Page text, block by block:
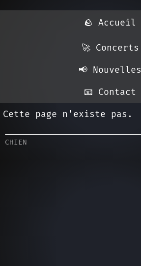
🪨 Accueil
🚀 Concerts
📢️ Nouvelles
📧️ Contact
Cette page n'existe pas.
CHIEN